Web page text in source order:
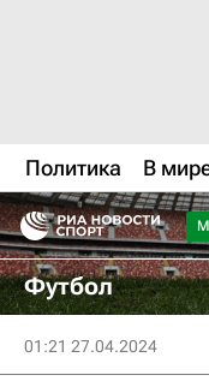
Политика В
Футбол
01:21 27.04.2024